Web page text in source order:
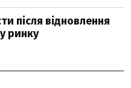
після відновлення
ринку